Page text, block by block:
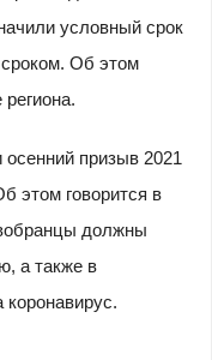
условный срок
Об этом
призыв 2021
этом говорится в
должны
а также в
коронавирус.